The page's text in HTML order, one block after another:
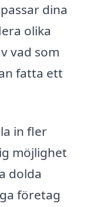
dina
olika
vad som
fatta ett
in fler
möjlighet
dolda
företag